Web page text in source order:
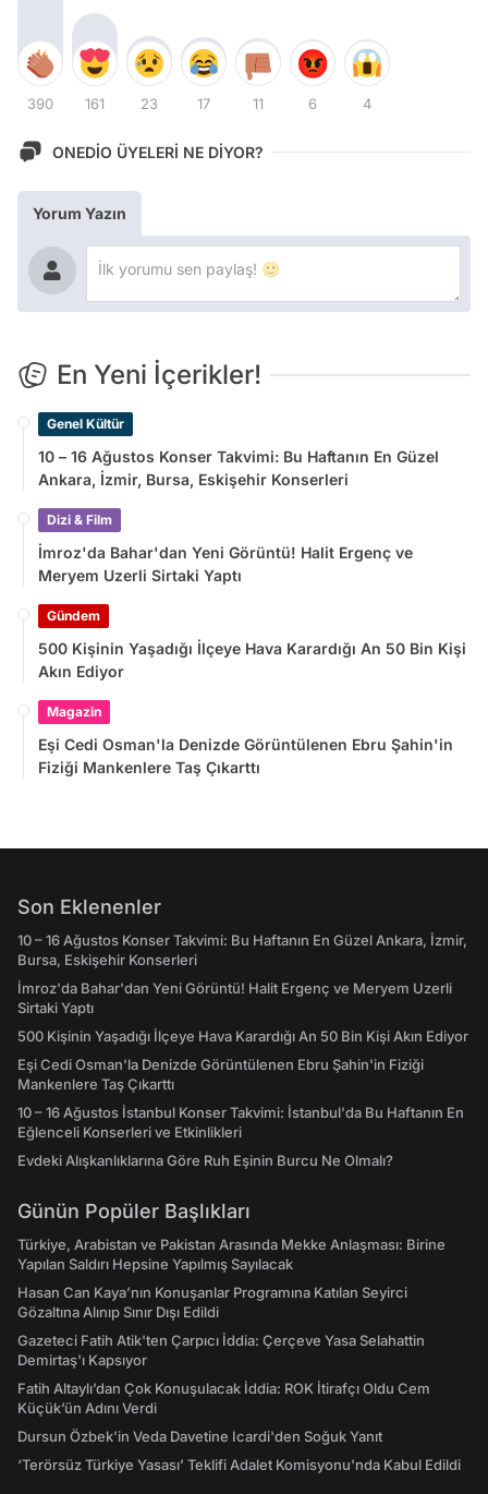
390 161 23 17 11 6 4
ONEDİO ÜYELERİ NE DİYOR?
Yorum Yazın
En Yeni İçerikler!
Genel Kültür
10 – 16 Ağustos Konser Takvimi: Bu Haftanın En Güzel
Ankara, İzmir, Bursa, Eskişehir Konserleri
Dizi & Film
İmroz'da Bahar'dan Yeni Görüntü! Halit Ergenç ve
Meryem Uzerli Sirtaki Yaptı
Gündem
500 Kişinin Yaşadığı İlçeye Hava Karardığı An 50 Bin Kişi
Akın Ediyor
Magazin
Eşi Cedi Osman'la Denizde Görüntülenen Ebru Şahin'in
Fiziği Mankenlere Taş Çıkarttı
Son Eklenenler
10 – 16 Ağustos Konser Takvimi: Bu Haftanın En Güzel Ankara, İzmir,
Bursa, Eskişehir Konserleri
İmroz'da Bahar'dan Yeni Görüntü! Halit Ergenç ve Meryem Uzerli
Sirtaki Yaptı
500 Kişinin Yaşadığı İlçeye Hava Karardığı An 50 Bin Kişi Akın Ediyor
Eşi Cedi Osman'la Denizde Görüntülenen Ebru Şahin'in Fiziği
Mankenlere Taş Çıkarttı
10 – 16 Ağustos İstanbul Konser Takvimi: İstanbul'da Bu Haftanın En
Eğlenceli Konserleri ve Etkinlikleri
Evdeki Alışkanlıklarına Göre Ruh Eşinin Burcu Ne Olmalı?
Günün Popüler Başlıkları
Türkiye, Arabistan ve Pakistan Arasında Mekke Anlaşması: Birine
Yapılan Saldırı Hepsine Yapılmış Sayılacak
Hasan Can Kaya’nın Konuşanlar Programına Katılan Seyirci
Gözaltına Alınıp Sınır Dışı Edildi
Gazeteci Fatih Atik'ten Çarpıcı İddia: Çerçeve Yasa Selahattin
Demirtaş'ı Kapsıyor
Fatih Altaylı’dan Çok Konuşulacak İddia: ROK İtirafçı Oldu Cem
Küçük’ün Adını Verdi
Dursun Özbek'in Veda Davetine Icardi'den Soğuk Yanıt
‘Terörsüz Türkiye Yasası’ Teklifi Adalet Komisyonu'nda Kabul Edildi